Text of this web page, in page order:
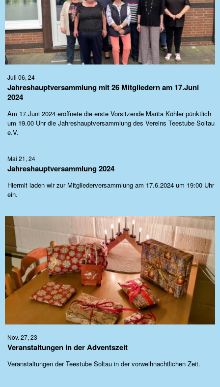
Juli 06, 24
Jahreshauptversammlung mit 26 Mitgliedern am 17.Juni
2024
Am 17.Juni 2024 eröffnete die erste Vorsitzende Marita Köhler pünktlich
um 19.00 Uhr die Jahreshauptversammlung des Vereins Teestube Soltau
e.V.
Mai 21, 24
Jahreshauptversammlung 2024
Hiermit laden wir zur Mitgliederversammlung am 17.6.2024 um 19:00 Uhr
ein.
Nov. 27, 23
Veranstaltungen in der Adventszeit
Veranstaltungen der Teestube Soltau in der vorweihnachtlichen Zeit.